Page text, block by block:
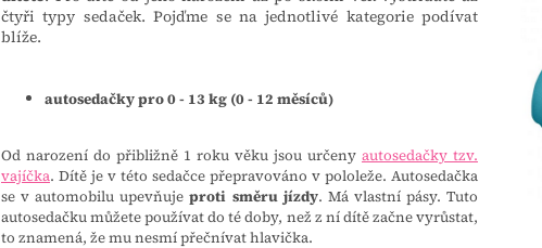
čtyři typy sedaček. Pojďme se na jednotlivé kategorie podívat
blíže.
autosedačky pro 0 - 13 kg (0 - 12 měsíců)
Od narození do přibližně 1 roku věku jsou určeny autosedačky tzv.
vajíčka. Dítě je v této sedačce přepravováno v pololeže. Autosedačka
se v automobilu upevňujeproti směru jízdy. Má vlastní pásy. Tuto
autosedačku můžete používat do té doby, než z ní dítě začne vyrůstat,
to znamená, že mu nesmí přečnívat hlavička.